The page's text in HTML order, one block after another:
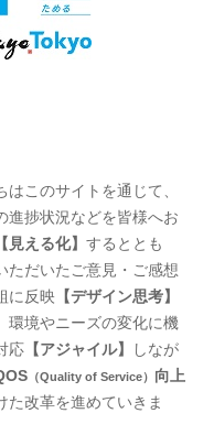
はこのサイトを通じて、
進捗状況などを皆様へお
【見える化】するととも
ただいたご意見・ご感想
に反映 【デザイン思考】
環境やニーズの変化に機
応 【アジャイル】
しなが
（Quality of Service） 向上
た改革を進めていきま